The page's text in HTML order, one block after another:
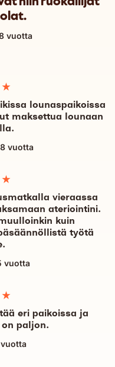
vuotta
lounaspaikoissa
maksettua lounaan
vuotta
vieraassa
ateriointini.
kuin
työtä
vuotta
eri paikoissa ja
paljon.